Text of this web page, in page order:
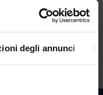
degli annunci